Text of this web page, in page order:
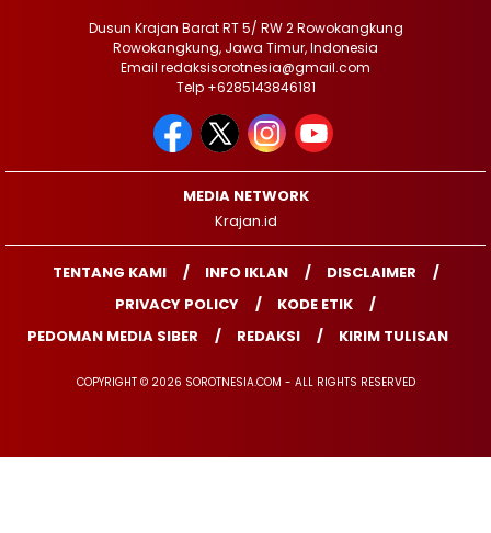
Dusun Krajan Barat RT 5/ RW 2 Rowokangkung
Rowokangkung, Jawa Timur, Indonesia
Email redaksisorotnesia@gmail.com
Telp +6285143846181
MEDIA NETWORK
Krajan.id
TENTANG KAMI INFO IKLAN
DISCLAIMER
PRIVACY POLICY
KODE ETIK
PEDOMAN MEDIA SIBER
REDAKSI KIRIM TULISAN
COPYRIGHT © 2026 SOROTNESIA.COM - ALL RIGHTS RESERVED